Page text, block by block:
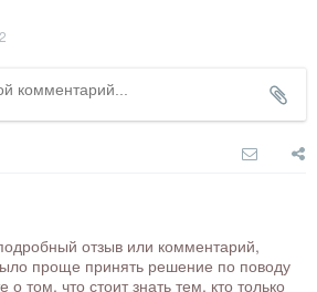
2
отзыв или комментарий,
проще принять решение по поводу
том, что стоит знать тем, кто только